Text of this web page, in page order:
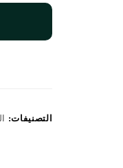
التصنيفات: